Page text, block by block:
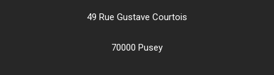
49 Rue Gustave Courtois
70000 Pusey